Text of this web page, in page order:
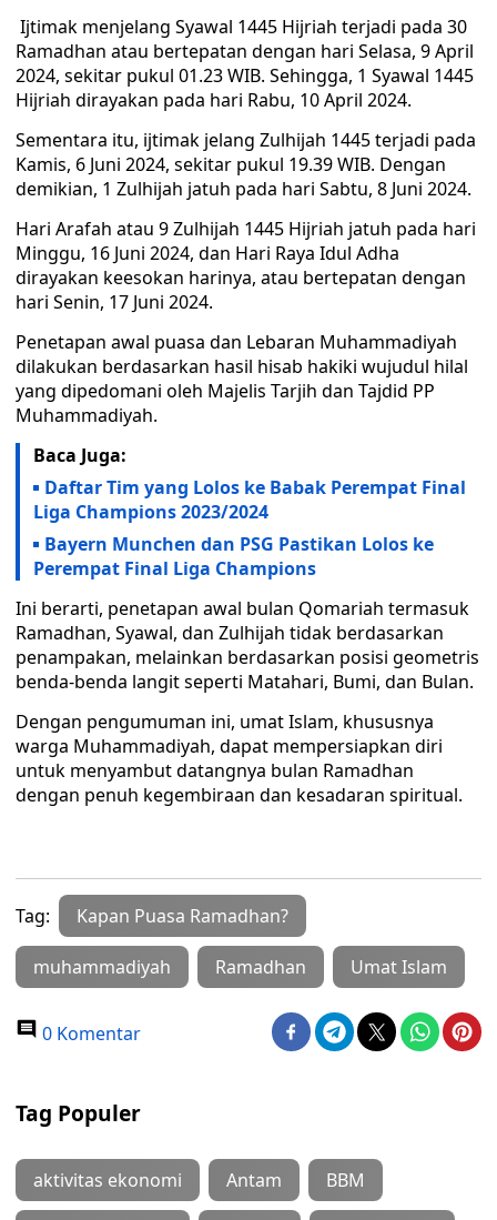
Ijtimak menjelang Syawal 1445 Hijriah terjadi pada 30
Ramadhan atau bertepatan dengan hari Selasa, 9 April
2024, sekitar pukul 01.23 WIB. Sehingga, 1 Syawal 1445
Hijriah dirayakan pada hari Rabu, 10 April 2024.
Sementara itu, ijtimak jelang Zulhijah 1445 terjadi pada
Kamis, 6 Juni 2024, sekitar pukul 19.39 WIB. Dengan
demikian, 1 Zulhijah jatuh pada hari Sabtu, 8 Juni 2024.
Hari Arafah atau 9 Zulhijah 1445 Hijriah jatuh pada hari
Minggu, 16 Juni 2024, dan Hari Raya Idul Adha
dirayakan keesokan harinya, atau bertepatan dengan
hari Senin, 17 Juni 2024.
Penetapan awal puasa dan Lebaran Muhammadiyah
dilakukan berdasarkan hasil hisab hakiki wujudul hilal
yang dipedomani oleh Majelis Tarjih dan Tajdid PP
Muhammadiyah.
Baca Juga:
Daftar Tim yang Lolos ke Babak Perempat Final
Liga Champions 2023/2024
Bayern Munchen dan PSG Pastikan Lolos ke
Perempat Final Liga Champions
Ini berarti, penetapan awal bulan Qomariah termasuk
Ramadhan, Syawal, dan Zulhijah tidak berdasarkan
penampakan, melainkan berdasarkan posisi geometris
benda-benda langit seperti Matahari, Bumi, dan Bulan.
Dengan pengumuman ini, umat Islam, khususnya
warga Muhammadiyah, dapat mempersiapkan diri
untuk menyambut datangnya bulan Ramadhan
dengan penuh kegembiraan dan kesadaran spiritual.
Tag: Kapan Puasa Ramadhan?
muhammadiyah Ramadhan Umat Islam
0 Komentar
Tag Populer
aktivitas ekonomi Antam BBM